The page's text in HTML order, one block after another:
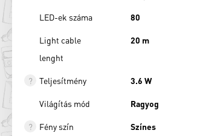
LED-ek száma 80
Light cable
lenght
20 m
Teljesítmény 3.6 W
Világítás mód Ragyog
Fény szín Színes